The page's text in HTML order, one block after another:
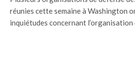
réunies cette semaine à Washington
inquiétudes concernant l’organisation